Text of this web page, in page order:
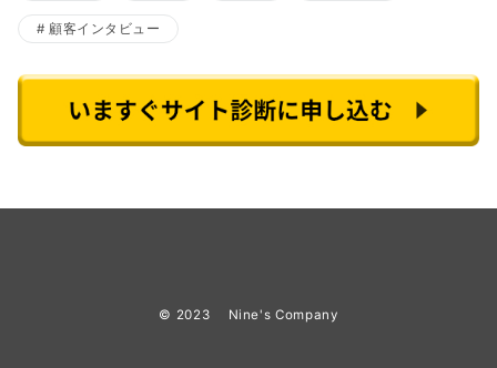
顧客インタビュー
© 2023 Nine's Company